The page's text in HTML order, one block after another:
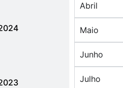
Abril
Maio
Junho
Julho